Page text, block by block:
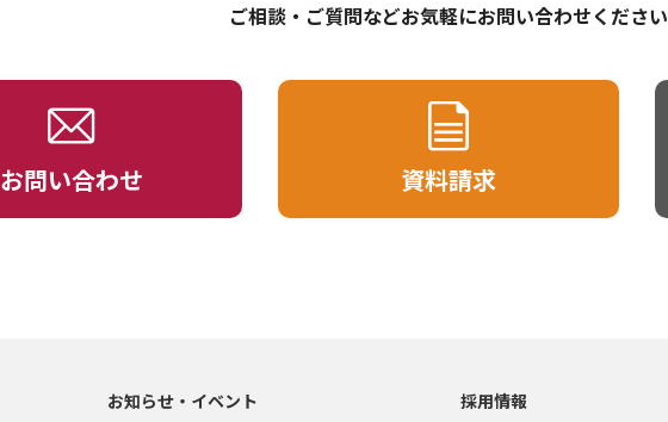
ご相談・ご質問などお気軽にお問い合わせください
お問い合わせ 資料請求
お知らせ・イベント
採用情報